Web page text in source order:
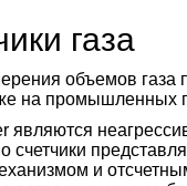
газа
объемов
на промышленных
являются
счетчики
и